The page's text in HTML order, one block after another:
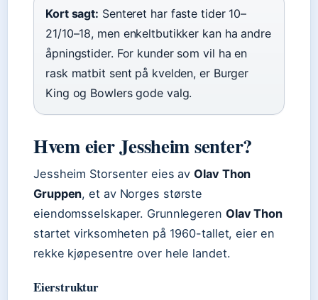
Kort sagt: Senteret har faste tider 10–
21/10–18, men enkeltbutikker kan ha andre
åpningstider. For kunder som vil ha en
rask matbit sent på kvelden, er Burger
King og Bowlers gode valg.
Hvem eier Jessheim senter?
Jessheim Storsenter eies avOlav Thon
Gruppen, et av Norges største
eiendomsselskaper. Grunnlegeren Olav Thon
startet virksomheten på 1960-tallet, eier en
rekke kjøpesentre over hele landet.
Eierstruktur